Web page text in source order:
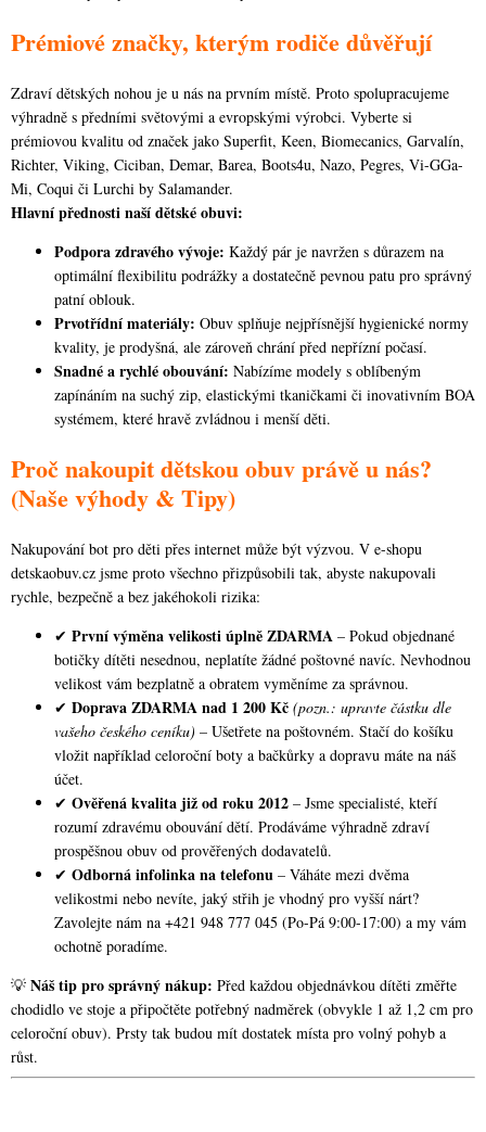
Prémiové značky, kterým rodiče důvěřují
Zdraví dětských nohou je u nás na prvním místě. Proto spolupracujeme
výhradně s předními světovými a evropskými výrobci. Vyberte si
prémiovou kvalitu od značek jako Superfit, Keen, Biomecanics, Garvalín,
Richter, Viking, Ciciban, Demar, Barea, Boots4u, Nazo, Pegres, Vi-GGa-
Mi, Coqui či Lurchi by Salamander.
Hlavní přednosti naší dětské obuvi:
Podpora zdravého vývoje: Každý pár je navržen s důrazem na
optimální flexibilitu podrážky a dostatečně pevnou patu pro správný
patní oblouk.
Prvotřídní materiály: Obuv splňuje nejpřísnější hygienické normy
kvality, je prodyšná, ale zároveň chrání před nepřízní počasí.
Snadné a rychlé obouvání: Nabízíme modely s oblíbeným
zapínáním na suchý zip, elastickými tkaničkami či inovativním BOA
systémem, které hravě zvládnou i menší děti.
Proč nakoupit dětskou obuv právě u nás?
(Naše výhody & Tipy)
Nakupování bot pro děti přes internet může být výzvou. V e-shopu
detskaobuv.cz jsme proto všechno přizpůsobili tak, abyste nakupovali
rychle, bezpečně a bez jakéhokoli rizika:
✔ První výměna velikosti úplně ZDARMA – Pokud objednané
botičky dítěti nesednou, neplatíte žádné poštovné navíc. Nevhodnou
velikost vám bezplatně a obratem vyměníme za správnou.
✔ Doprava ZDARMA nad 1 200 Kč (pozn.: upravte částku dle
vašeho českého ceníku) – Ušetřete na poštovném. Stačí do košíku
vložit například celoroční boty a bačkůrky a dopravu máte na náš
účet.
✔ Ověřená kvalita již od roku 2012 – Jsme specialisté, kteří
rozumí zdravému obouvání dětí. Prodáváme výhradně zdraví
prospěšnou obuv od prověřených dodavatelů.
✔ Odborná infolinka na telefonu – Váháte mezi dvěma
velikostmi nebo nevíte, jaký střih je vhodný pro vyšší nárt?
Zavolejte nám na +421 948 777 045 (Po-Pá 9:00-17:00) a my vám
ochotně poradíme.
💡 Náš tip pro správný nákup: Před každou objednávkou dítěti změřte
chodidlo ve stoje a připočtěte potřebný nadměrek (obvykle 1 až 1,2 cm pro
celoroční obuv). Prsty tak budou mít dostatek místa pro volný pohyb a
růst.